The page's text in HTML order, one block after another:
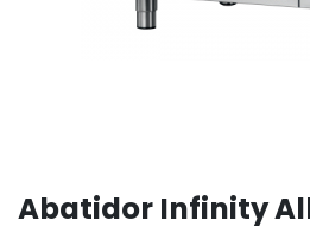
Abatidor Infinity